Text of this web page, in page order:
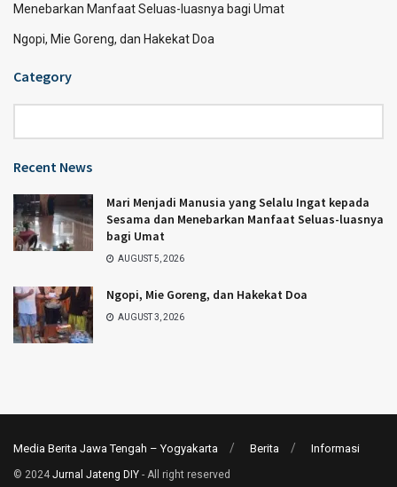
Menebarkan Manfaat Seluas-luasnya bagi Umat
Ngopi, Mie Goreng, dan Hakekat Doa
Category
Recent News
Mari Menjadi Manusia yang Selalu Ingat kepada
Sesama dan Menebarkan Manfaat Seluas-luasnya
bagi Umat
AUGUST 5, 2026
Ngopi, Mie Goreng, dan Hakekat Doa
AUGUST 3, 2026
Media Berita Jawa Tengah – Yogyakarta Berita Informasi
© 2024 Jurnal Jateng DIY - All right reserved